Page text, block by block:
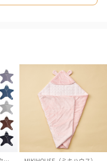
使いいただけます。